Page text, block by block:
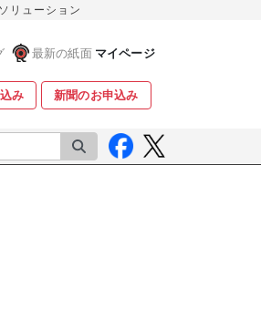
リューション
最新の紙面 マイページ
み 新聞のお申込み
検索